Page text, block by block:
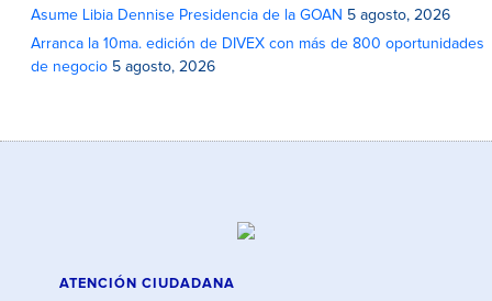
Asume Libia Dennise Presidencia de la GOAN 5 agosto, 2026
Arranca la 10ma. edición de DIVEX con más de 800 oportunidades
de negocio 5 agosto, 2026
ATENCIÓN CIUDADANA